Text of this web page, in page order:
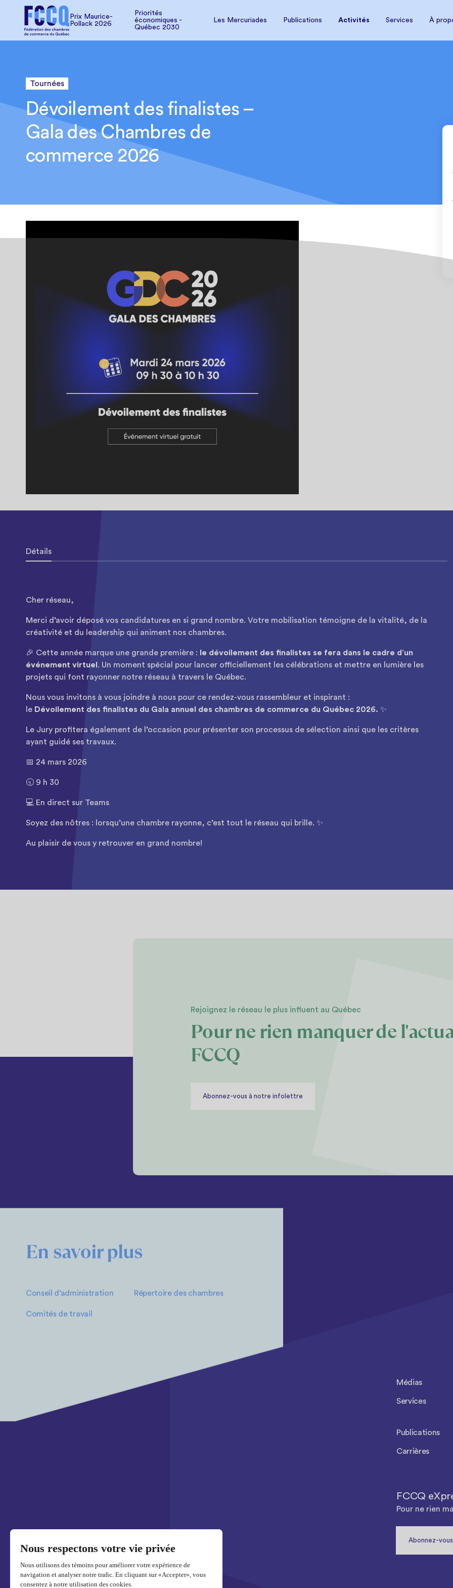
Prix Maurice-
Pollack 2026
Priorités
économiques -
Québec 2030
Les Mercuriades
Publications
Activités
Services
À
Tournées
Dévoilement des finalistes –
Gala des Chambres de
commerce 2026
Détails
Cher réseau,
Merci d’avoir déposé vos candidatures en si grand nombre. Votre mobilisation témoigne de la vitalité, de la
créativité et du leadership qui animent nos chambres.
🎉 Cette année marque une grande première : le dévoilement des finalistes se fera dans le cadre d’un
événement virtuel . Un moment spécial pour lancer officiellement les célébrations et mettre en lumière les
projets qui font rayonner notre réseau à travers le Québec.
Nous vous invitons à vous joindre à nous pour ce rendez-vous rassembleur et inspirant :
le Dévoilement des finalistes du Gala annuel des chambres de commerce du Québec 2026. ✨
Le Jury profitera également de l’occasion pour présenter son processus de sélection ainsi que les critères
ayant guidé ses travaux.
📅 24 mars 2026
🕤 9 h 30
💻 En direct sur Teams
Soyez des nôtres : lorsqu’une chambre rayonne, c’est tout le réseau qui brille. ✨
Au plaisir de vous y retrouver en grand nombre!
Rejoignez le réseau le plus influent au Québec
Pour ne rien manquer de
FCCQ
Abonnez-vous à notre infolettre
En savoir plus
Conseil d’administration Répertoire des chambres
Comités de travail
Médias
Services
Publications
Carrières
FCCQ
Pour ne rien
Abonnez-